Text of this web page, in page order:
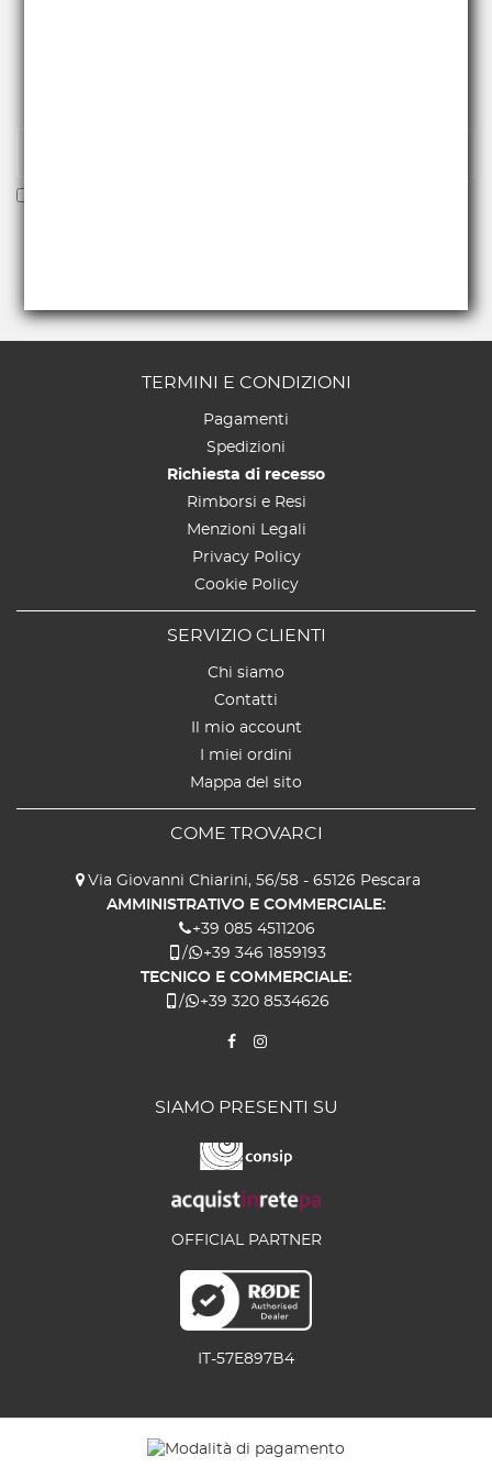
TERMINI E CONDIZIONI
Pagamenti
Spedizioni
Richiesta di recesso
Rimborsi e Resi
Menzioni Legali
Privacy Policy
Cookie Policy
SERVIZIO CLIENTI
Chi siamo
Contatti
Il mio account
I miei ordini
Mappa del sito
COME TROVARCI
Via Giovanni Chiarini, 56/58 - 65126 Pescara
AMMINISTRATIVO E COMMERCIALE:
+39 085 4511206
/
+39 346 1859193
TECNICO E COMMERCIALE:
/
+39 320 8534626
SIAMO PRESENTI SU
OFFICIAL PARTNER
IT-57E897B4